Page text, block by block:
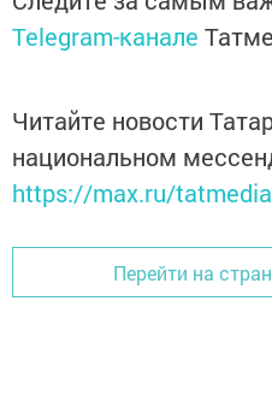
Telegram-канале
Читайте новости
национальном
https://max.ru/tatmedia
Перейти на